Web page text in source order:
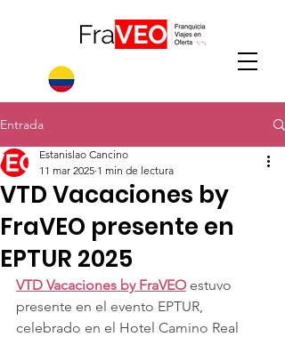
Entrada
VTD Vacaciones by
FraVEO presente en
EPTUR 2025
Estanislao Cancino
11 mar 2025 1 min de lectura
VTD Vacaciones by FraVEO estuvo
presente en el evento EPTUR,
celebrado en el Hotel Camino Real